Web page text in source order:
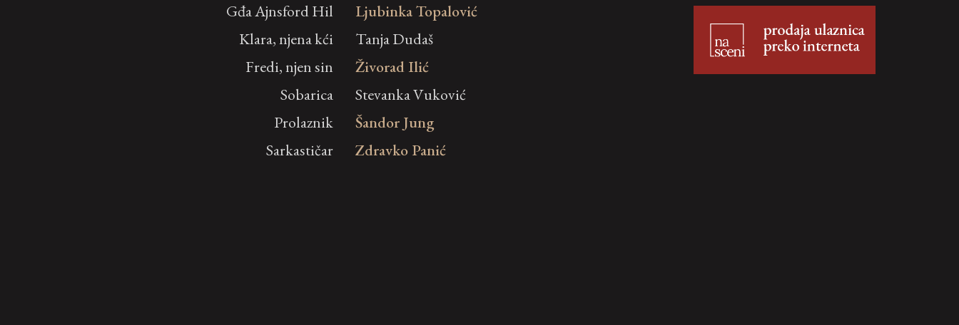
Gđa Ajnsford Hil
Ljubinka Topalović
Klara, njena kći
Tanja Dudaš
Fredi, njen sin
Živorad Ilić
Sobarica
Stevanka Vuković
Prolaznik
Šandor Jung
Sarkastičar
Zdravko Panić